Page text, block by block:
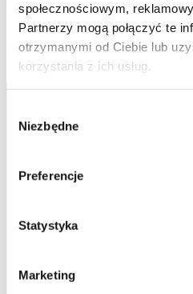
społecznościowym,
Partnerzy mogą połączyć te
otrzymanymi od Ciebie lub
korzystania z ich usług.
zgody
Niezbędne
Preferencje
Statystyka
Marketing
dofinansowania